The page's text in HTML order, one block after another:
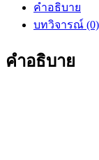
คำอธิบาย
บทวิจารณ์ (0)
คำอธิบาย